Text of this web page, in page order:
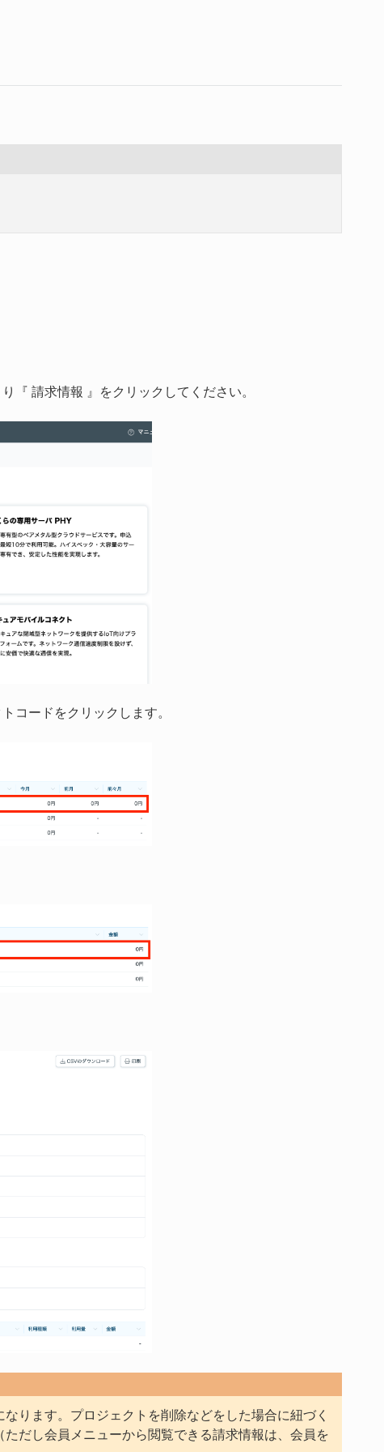
『 請求情報 』をクリックしてください。
コードをクリックします。
ります。プロジェクトを削除などをした場合に紐づく
だし会員メニューから閲覧できる請求情報は、会員を